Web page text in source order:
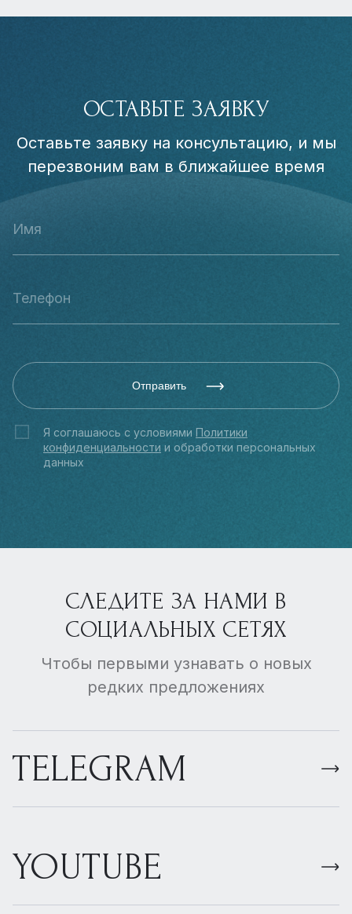
ОСТАВЬТЕ ЗАЯВКУ
Оставьте заявку на консультацию, и мы
перезвоним вам в ближайшее время
Отправить
Я соглашаюсь с условиями Политики
конфиденциальности и обработки персональных
данных
СЛЕДИТЕ ЗА НАМИ В
СОЦИАЛЬНЫХ СЕТЯХ
Чтобы первыми узнавать о новых
редких предложениях
TELEGRAM
YOUTUBE